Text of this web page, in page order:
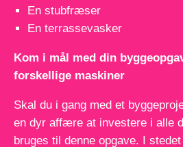
En stubfræser
En terrassevasker
Kom i mål med din
forskellige maskiner
Skal du i gang med et
en dyr affære at investere i alle
bruges til denne opgave. I